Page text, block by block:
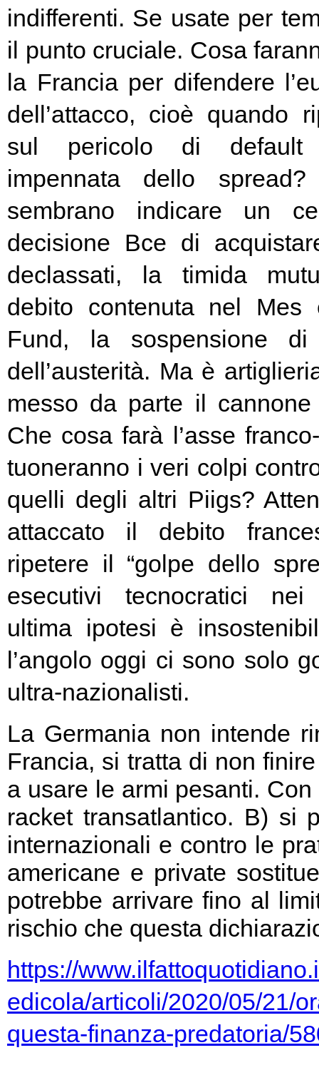
indifferenti. Se usate per
il punto cruciale. Cosa
la Francia per difendere
dell’attacco, cioè quando
sul pericolo di default
impennata dello
sembrano indicare un
decisione Bce di
declassati, la timida
debito contenuta nel Mes
Fund, la sospensione di
dell’austerità. Ma è
messo da parte il
Che cosa farà l’asse
tuoneranno i veri colpi
quelli degli altri Piigs?
attaccato il debito
ripetere il “golpe dello
esecutivi tecnocratici
ultima ipotesi è
l’angolo oggi ci sono solo
ultra-nazionalisti.
La Germania non intende
Francia, si tratta di non
a usare le armi pesanti.
racket transatlantico. B) si
internazionali e contro le
americane e private
potrebbe arrivare fino al
rischio che questa
https://
edicola/articoli/2020/05/21/
questa-finanza-predatoria/